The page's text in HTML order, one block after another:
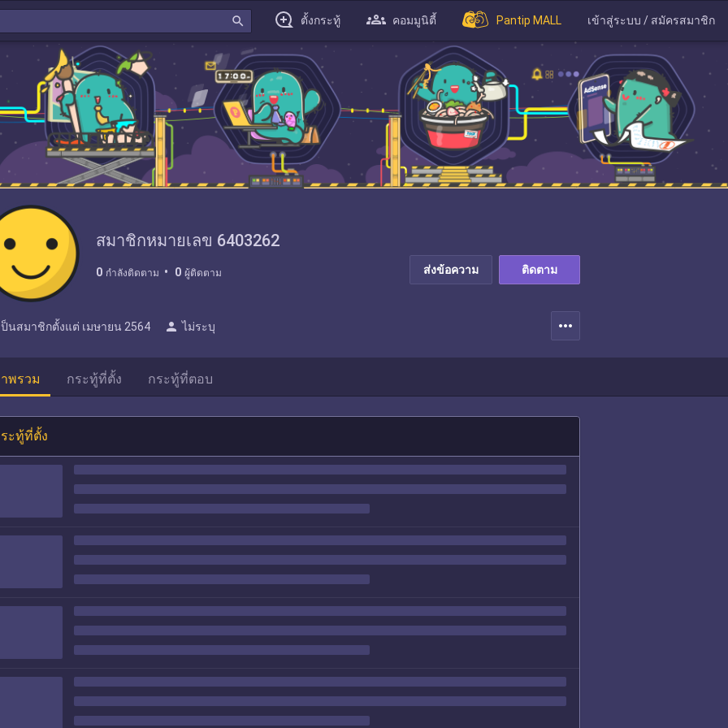
search ตั้งกระทู้ คอมมูนิตี้ Pantip MALL เข้าสู่ระบบ / สมัครสมาชิก
สมาชิกหมายเลข 6403262
0 กำลังติดตาม 0 ผู้ติดตาม ส่งข้อความ ติดตาม
ป็นสมาชิกตั้งแต่ เมษายน 2564 person ไม่ระบุ more_horiz
พรวม กระทู้ที่ตั้ง กระทู้ที่ตอบ
ะทู้ที่ตั้ง